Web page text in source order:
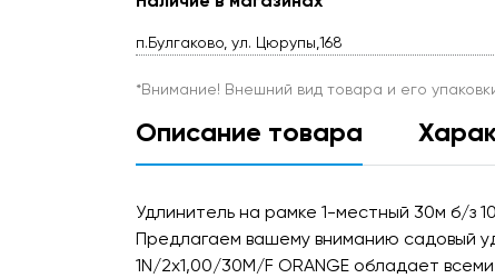
п.Булгаково, ул. Цюрупы,168
*Внимание! Внешний вид товара и его
Описание товара
Удлинитель на рамке 1-местный 30м б/з
Предлагаем вашему вниманию садовый
1N/2x1,00/30M/F ORANGE обладает